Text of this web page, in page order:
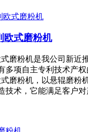
欧式磨粉机
磨粉机是我公司新近
多项自主专利技术产
磨粉机，以悬辊磨粉
技术，它能满足客户